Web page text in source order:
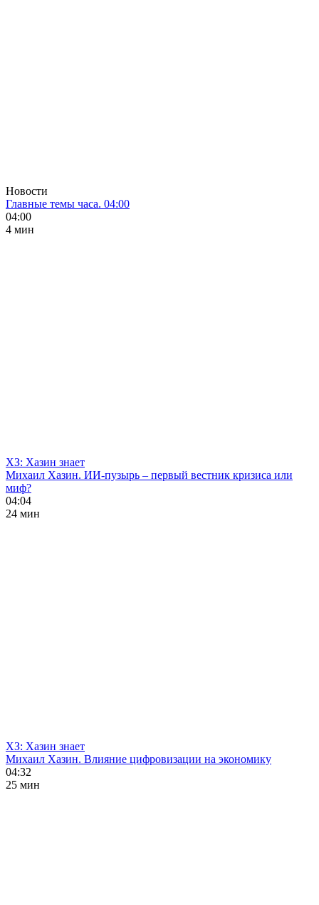
Новости
Главные темы часа. 04:00
04:00
4 мин
ХЗ: Хазин знает
Михаил Хазин. ИИ-пузырь – первый вестник кризиса или
миф?
04:04
24 мин
ХЗ: Хазин знает
Михаил Хазин. Влияние цифровизации на экономику
04:32
25 мин